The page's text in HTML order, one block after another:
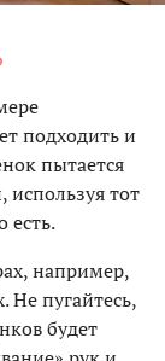
подходить и
пытается
тот
есть.
например,
Не пугайтесь,
будет